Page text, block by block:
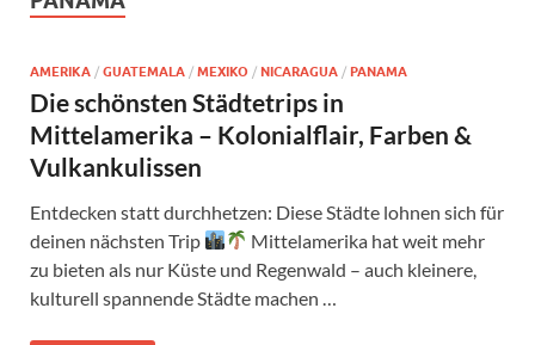
AMERIKA / GUATEMALA / MEXIKO / NICARAGUA / PANAMA
Die schönsten Städtetrips in
Mittelamerika – Kolonialflair, Farben &
Vulkankulissen
Entdecken statt durchhetzen: Diese Städte lohnen sich für
deinen nächsten Trip
Mittelamerika hat weit mehr
zu bieten als nur Küste und Regenwald – auch kleinere,
kulturell spannende Städte machen …